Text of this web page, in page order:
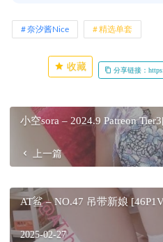
奈汐酱Nice 精选单套
收藏 分享链接：
小空sora – 2024.9 Patreon
上一篇
AT鲨 – NO.47 吊带新娘
2025-02-27